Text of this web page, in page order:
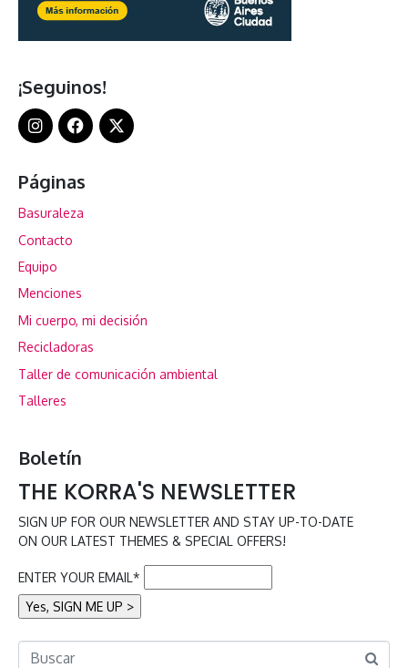
¡Seguinos!
Páginas
Basuraleza
Contacto
Equipo
Menciones
Mi cuerpo, mi decisión
Recicladoras
Taller de comunicación ambiental
Talleres
Boletín
THE KORRA'S NEWSLETTER
SIGN UP FOR OUR NEWSLETTER AND STAY UP-TO-DATE
ON OUR LATEST THEMES & SPECIAL OFFERS!
ENTER YOUR EMAIL*